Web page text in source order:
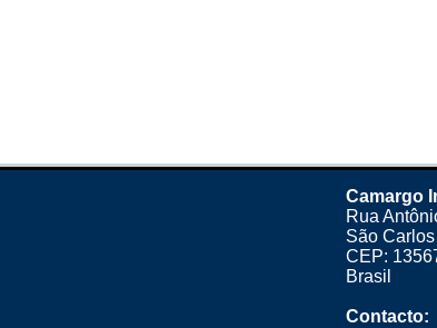
Camargo
Rua
São
CEP:
Brasil
Contacto: